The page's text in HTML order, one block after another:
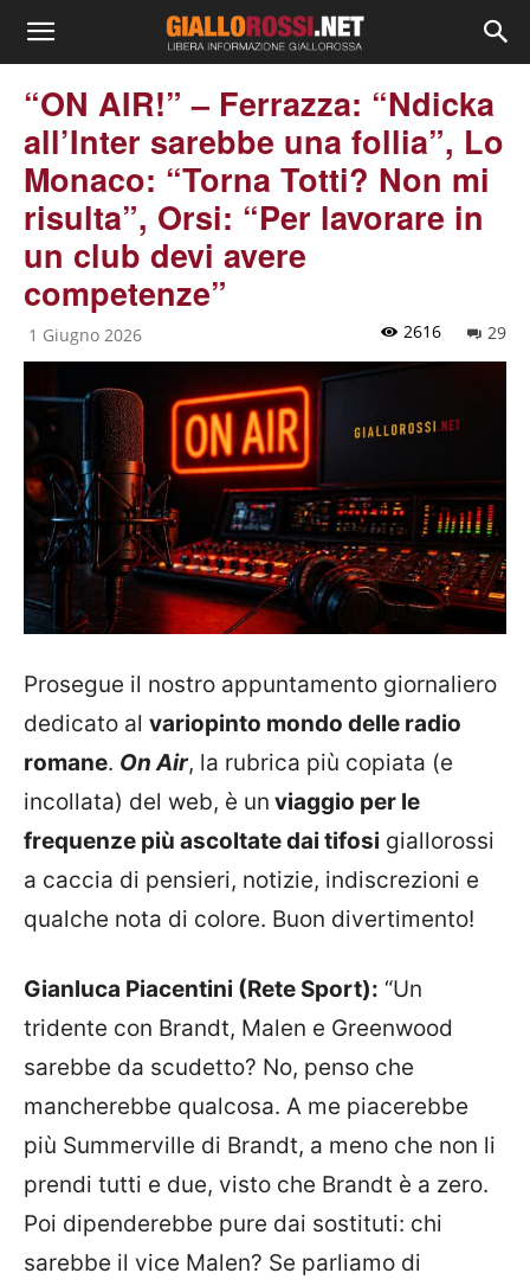
“ON AIR!” – Ferrazza: “Ndicka
all’Inter sarebbe una follia”, Lo
Monaco: “Torna Totti? Non mi
risulta”, Orsi: “Per lavorare in
un club devi avere
competenze”
1 Giugno 2026 29
2616
Prosegue il nostro appuntamento giornaliero
dedicato al variopinto mondo delle radio
romane. On Air, la rubrica più copiata (e
incollata) del web, è un viaggio per le
frequenze più ascoltate dai tifosi giallorossi
a caccia di pensieri, notizie, indiscrezioni e
qualche nota di colore. Buon divertimento!
Gianluca Piacentini (Rete Sport): “Un
tridente con Brandt, Malen e Greenwood
sarebbe da scudetto? No, penso che
mancherebbe qualcosa. A me piacerebbe
più Summerville di Brandt, a meno che non li
prendi tutti e due, visto che Brandt è a zero.
Poi dipenderebbe pure dai sostituti: chi
sarebbe il vice Malen? Se parliamo di